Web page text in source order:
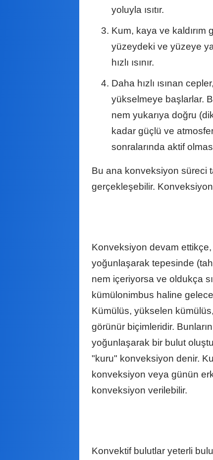
yoluyla ısıtır.
Kum, kaya ve kaldırım
yüzeydeki ve yüzeye
hızlı ısınır.
Daha hızlı ısınan
yükselmeye başlarlar.
nem yukarıya doğru
kadar güçlü ve
sonralarında aktif
Bu ana konveksiyon süreci
gerçekleşebilir.
Konveksiyon devam ettikçe,
yoğunlaşarak tepesinde
nem içeriyorsa ve oldukça
kümülonimbus haline
Kümülüs, yükselen
görünür biçimleridir.
yoğunlaşarak bir bulut
"kuru" konveksiyon denir.
konveksiyon veya günün
konveksiyon verilebilir.
Konvektif bulutlar yeterli